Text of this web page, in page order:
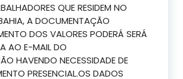
QUE RESIDEM NO
A DOCUMENTAÇÃO
DOS VALORES PODERÁ SERÁ
AO E-MAIL DO
HAVENDO NECESSIDADE DE
PRESENCIAL.OS DADOS